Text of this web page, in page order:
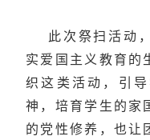
此次祭扫活动
实爱国主义教育的
织这类活动，引
神，培育学生的家
的党性修养，也让